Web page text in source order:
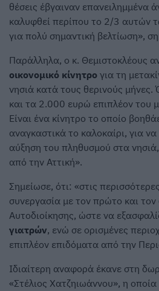
θέσεις έβγαιναν επανειλημμένα
καλυφθεί περίπου το 2/3 αυτών
για πολύ σημαντική βελτίωση»,
Παράλληλα, ο κ. Θεμιστοκλέους
οικονομικό κίνητρο για τη
νησιά κατά τους θερινούς
και τα 2.000 ευρώ επιπλέον του
Είναι ένα κίνητρο το οποίο
αναγκαστικά το καλοκαίρι, για
αύξηση του πληθυσμού στα
από την Αττική».
Σημείωσε, ότι: «στις
συνεργασία με τον πρώτο και
Αυτοδιοίκησης, ώστε να
γιατρών, ενώ σε ορισμένες
επιπλέον επιδόματα από την
Ιδιαίτερη αναφορά έκανε στη
«Στέλιος Χατζηιωάννου», η